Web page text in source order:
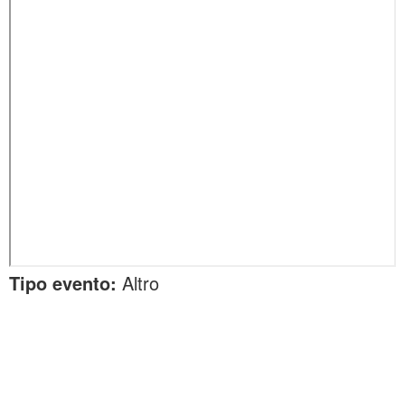
Tipo evento: Altro